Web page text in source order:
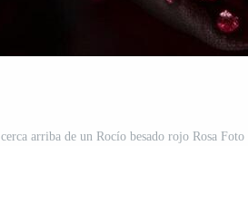
cerca arriba de un Rocío besado rojo Rosa Foto